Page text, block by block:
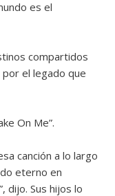
es el
compartidos
el legado que
On Me”.
canción a lo largo
eterno en
dijo. Sus hijos lo